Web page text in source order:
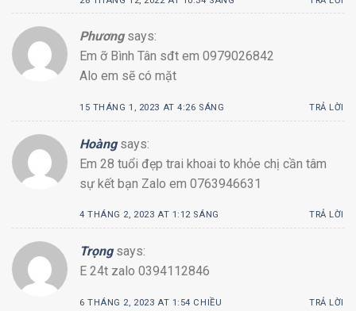
Phương says:
Em ỡ Bình Tân sđt em 0979026842
Alo em sẽ có mặt
15 THÁNG 1, 2023 AT 4:26 SÁNG TRẢ LỜI
Hoàng says:
Em 28 tuổi đẹp trai khoai to khỏe chị cần tâm
sự kết bạn Zalo em 0763946631
4 THÁNG 2, 2023 AT 1:12 SÁNG TRẢ LỜI
Trọng says:
E 24t zalo 0394112846
6 THÁNG 2, 2023 AT 1:54 CHIỀU TRẢ LỜI